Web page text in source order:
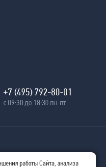
+7 (495) 792-80-01
с 09:30 до 18:30 пн-пт
работы Сайта, анализа